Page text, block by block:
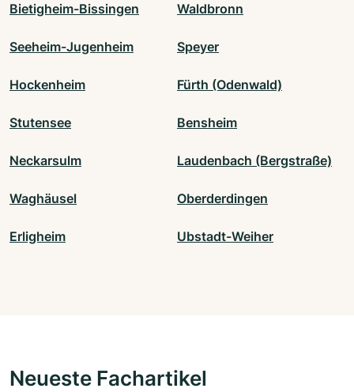
Bietigheim-Bissingen Waldbronn
Seeheim-Jugenheim Speyer
Hockenheim Fürth (Odenwald)
Stutensee Bensheim
Neckarsulm Laudenbach (Bergstraße)
Waghäusel Oberderdingen
Erligheim Ubstadt-Weiher
Neueste Fachartikel